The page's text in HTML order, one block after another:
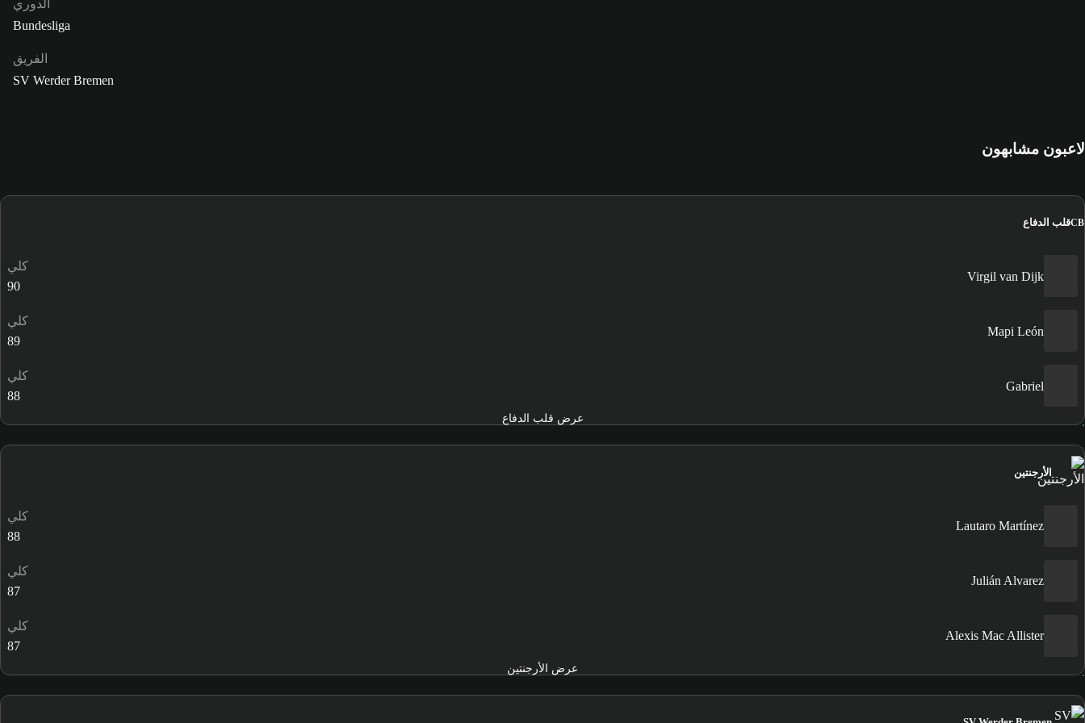
الدوري
Bundesliga
الفريق
SV Werder Bremen
لاعبون مشابهون
CBقلب الدفاع
Virgil van Dijk
كلي
90
Mapi León
كلي
89
Gabriel
كلي
88
عرض قلب الدفاع
الأرجنتين
Lautaro Martínez
كلي
88
Julián Alvarez
كلي
87
Alexis Mac Allister
كلي
87
عرض الأرجنتين